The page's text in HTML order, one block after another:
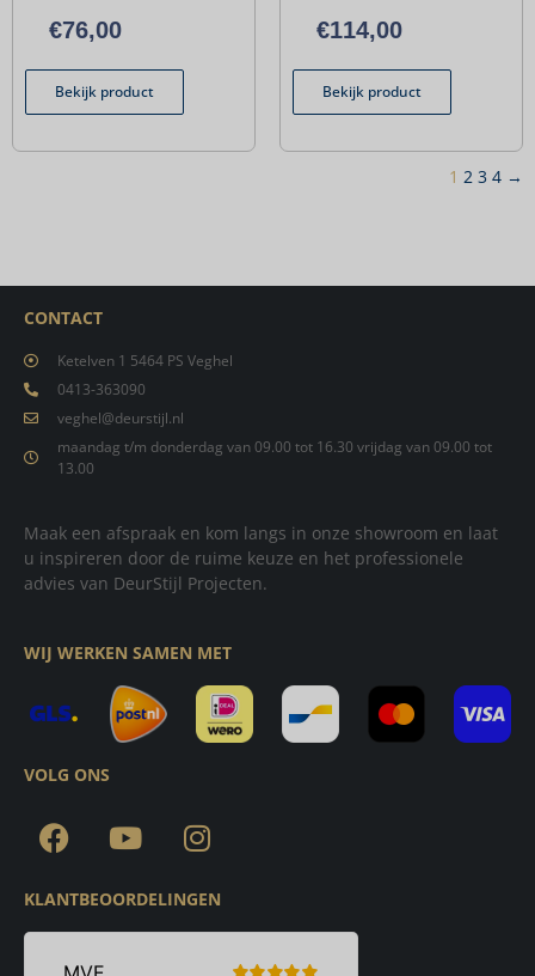
€76,00
Bekijk product
€114,00
Bekijk product
1 2 3 4 →
CONTACT
Ketelven 1 5464 PS Veghel
0413-363090
veghel@deurstijl.nl
maandag t/m donderdag van 09.00 tot 16.30 vrijdag van 09.00 tot
13.00
Maak een afspraak en kom langs in onze showroom en laat
u inspireren door de ruime keuze en het professionele
advies van DeurStijl Projecten.
WIJ WERKEN SAMEN MET
VOLG ONS
KLANTBEOORDELINGEN